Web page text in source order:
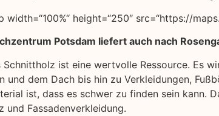
width=“100%“ height=“250″ src=“https://
Potsdam liefert auch nach
Schnittholz ist eine wertvolle Ressource. Es
und dem Dach bis hin zu Verkleidungen,
ist, dass es schwer zu finden sein kann.
und Fassadenverkleidung.